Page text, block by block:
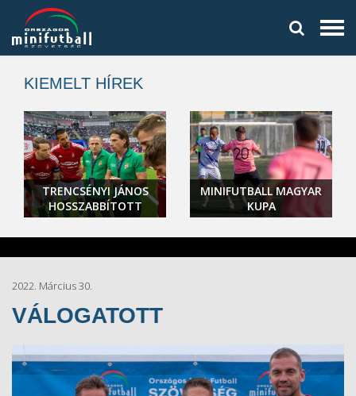
KIEMELT HÍREK
TRENCSÉNYI JÁNOS
HOSSZABBÍTOTT
MINIFUTBALL MAGYAR
KUPA
2022. Március 30.
VÁLOGATOTT